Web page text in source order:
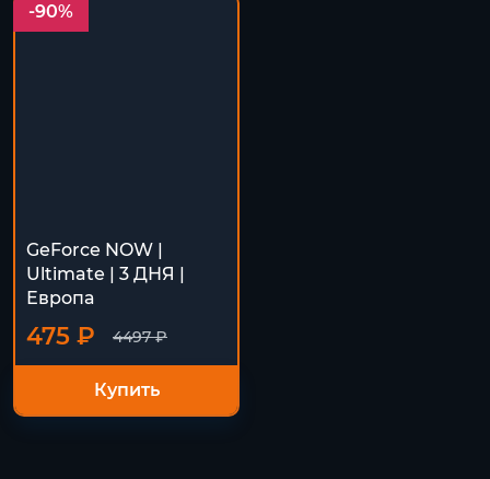
-90%
GeForce NOW |
Ultimate | 3 ДНЯ |
Европа
4497 ₽
475 ₽
Купить